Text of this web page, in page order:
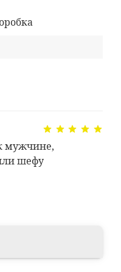
мужчине,
шефу